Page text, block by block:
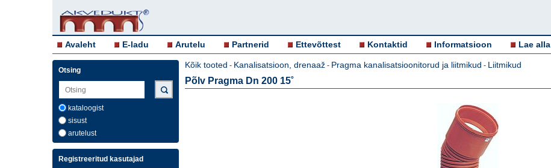
Avaleht E-ladu Arutelu Partnerid Ettevõttest Kontaktid Informatsioon Lae alla
Otsing
kataloogist
sisust
arutelust
Registreeritud kasutajad
Kõik tooted - Kanalisatsioon, drenaaž - Pragma kanalisatsioonitorud ja liitmikud - Liitmikud
Põlv Pragma Dn 200 15˚